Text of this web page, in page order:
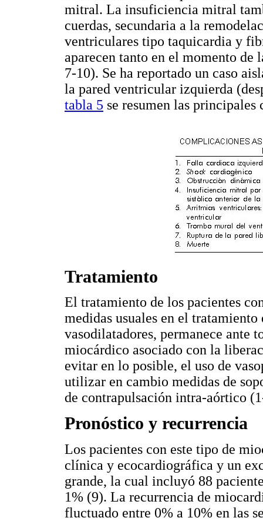
mitral. La insuficiencia mitral
cuerdas, secundaria a la
ventriculares tipo taquicardia y
aparecen tanto en el momento de
7-10). Se ha reportado un caso
la pared ventricular izquierda
tabla 5 se resumen las
Tratamiento
El tratamiento de los pacientes
medidas usuales en el
vasodilatadores, permanece ante
miocárdico asociado con la
evitar en lo posible, el uso de
utilizar en cambio medidas de
de contrapulsación intra-aórtico
Pronóstico y recurrencia
Los pacientes con este tipo de
clínica y ecocardiográfica y un
grande, la cual incluyó 88
1% (9). La recurrencia de
fluctuado entre 0% a 10% en las